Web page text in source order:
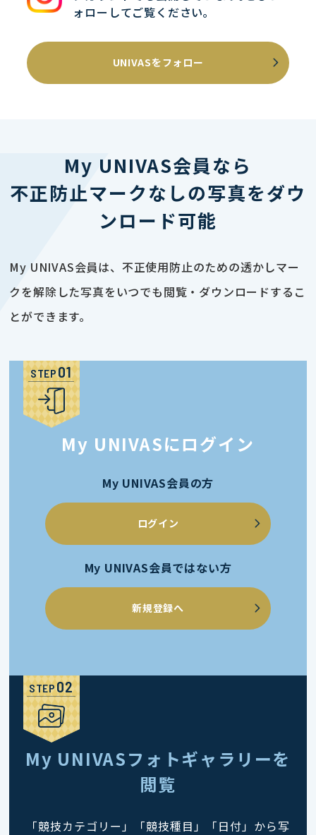
ォローしてご覧ください｡
UNIVASをフォロー
My UNIVAS会員なら
不正防止マークなしの写真をダウ
ンロード可能
My UNIVAS会員は、不正使用防止のための透かしマー
クを解除した写真をいつでも閲覧・ダウンロードするこ
とができます。
STEP
My UNIVASにログイン
My UNIVAS会員の方
ログイン
My UNIVAS会員ではない方
新規登録へ
STEP
My UNIVASフォトギャラリーを
閲覧
「競技カテゴリー」「競技種目」「日付」から写